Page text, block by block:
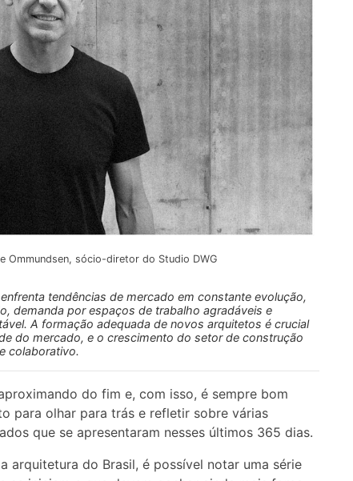
Ommundsen, sócio-diretor do Studio DWG
tendências de mercado em constante evolução,
demanda por espaços de trabalho agradáveis e
A formação adequada de novos arquitetos é crucial
do mercado, e o crescimento do setor de construção
colaborativo.
do fim e, com isso, é sempre bom
para olhar para trás e refletir sobre várias
que se apresentaram nesses últimos 365 dias.
arquitetura do Brasil, é possível notar uma série